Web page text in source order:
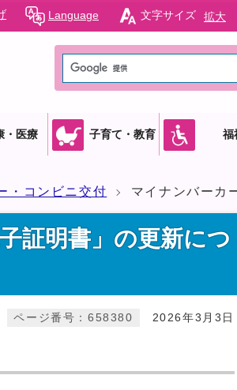
Language 文字サイズ 拡大
・医療 子育て・教育 福
・コンビニ交付 マイナンバーカ
証明書」の更新につ
2026年3月3日
ページ番号：658380